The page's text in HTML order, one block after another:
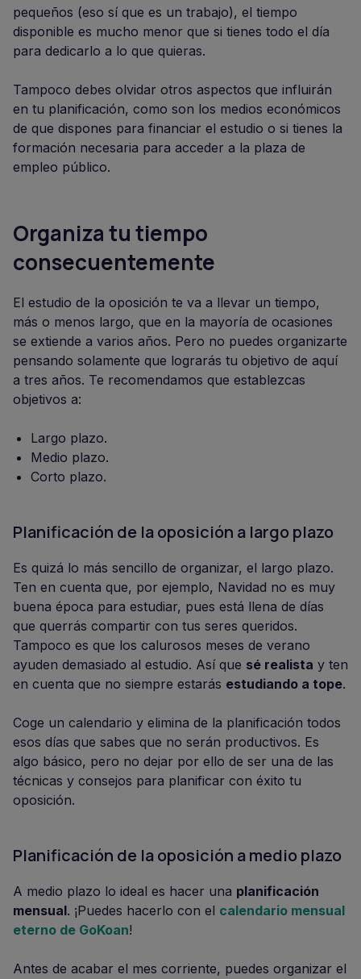
pequeños (eso sí que es un trabajo), el tiempo
disponible es mucho menor que si tienes todo el día
para dedicarlo a lo que quieras.
Tampoco debes olvidar otros aspectos que influirán
en tu planificación, como son los medios económicos
de que dispones para financiar el estudio o si tienes la
formación necesaria para acceder a la plaza de
empleo público.
Organiza tu tiempo
consecuentemente
El estudio de la oposición te va a llevar un tiempo,
más o menos largo, que en la mayoría de ocasiones
se extiende a varios años. Pero no puedes organizarte
pensando solamente que lograrás tu objetivo de aquí
a tres años. Te recomendamos que establezcas
objetivos a:
Largo plazo.
Medio plazo.
Corto plazo.
Planificación de la oposición a largo plazo
Es quizá lo más sencillo de organizar, el largo plazo.
Ten en cuenta que, por ejemplo, Navidad no es muy
buena época para estudiar, pues está llena de días
que querrás compartir con tus seres queridos.
Tampoco es que los calurosos meses de verano
ayuden demasiado al estudio. Así que sé realista y ten
en cuenta que no siempre estarás estudiando a tope.
Coge un calendario y elimina de la planificación todos
esos días que sabes que no serán productivos. Es
algo básico, pero no dejar por ello de ser una de las
técnicas y consejos para planificar con éxito tu
oposición.
Planificación de la oposición a medio plazo
A medio plazo lo ideal es hacer una planificación
mensual. ¡Puedes hacerlo con el calendario mensual
eterno de GoKoan!
Antes de acabar el mes corriente, puedes organizar el